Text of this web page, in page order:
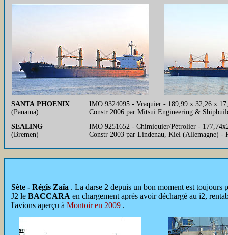
SANTA PHOENIX
(Panama)
IMO 9324095 - Vraquier - 189,99 x 32,26 x
Constr 2006 par Mitsui Engineering &
SEALING
(Bremen)
IMO 9251652 - Chimiquier/Pétrolier -
Constr 2003 par Lindenau, Kiel (Allemagne) -
Sète - Régis Zaïa . La darse 2 depuis un bon moment est toujours
J2 le BACCARA en chargement après avoir déchargé au i2,
l'avions aperçu à Montoir en 2009 .